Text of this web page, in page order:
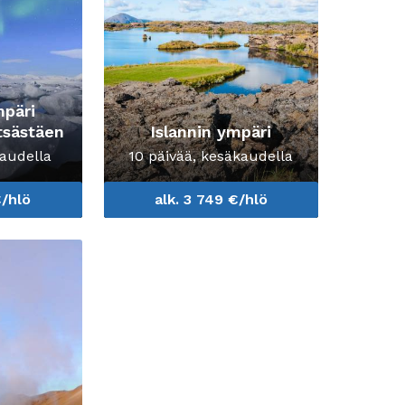
hlö
Islannin ympäri
10 päivää, kesäkaudella
alk. 3 749 €/hlö
Lagoonat Leisure